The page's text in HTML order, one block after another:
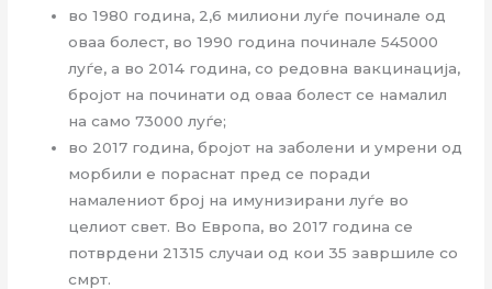
во 1980 година, 2,6 милиони луѓе починале од
оваа болест, во 1990 година починале 545000
луѓе, а во 2014 година, со редовна вакцинација,
бројот на починати од оваа болест се намалил
на само 73000 луѓе;
во 2017 година, бројот на заболени и умрени од
морбили е пораснат пред се поради
намалениот број на имунизирани луѓе во
целиот свет. Во Европа, во 2017 година се
потврдени 21315 случаи од кои 35 завршиле со
смрт.